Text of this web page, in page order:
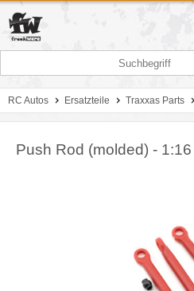
RC Autos Ersatzteile Traxxas Parts
Push Rod (molded) -